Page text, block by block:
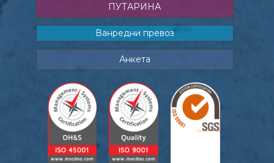
ПУТАРИНА
Ванредни превоз
Анкета